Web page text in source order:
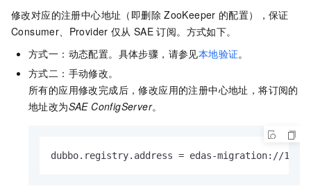
修改对应的注册中心地址（即删除 ZooKeeper 的配置），保证
Consumer、Provider 仅从 SAE 订阅。方式如下。
方式一：动态配置。具体步骤，请参见本地验证。
方式二：手动修改。
所有的应用修改完成后，修改应用的注册中心地址，将订阅的
地址改为SAE ConfigServer。
dubbo.registry.address = edas-migration://